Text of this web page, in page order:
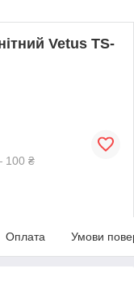
Vetus TS-
100 ₴
Оплата Умови